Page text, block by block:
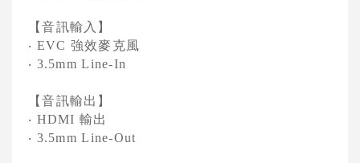
【音訊輸入】
‧ EVC 強效麥克風
‧ 3.5mm Line-In
【音訊輸出】
‧ HDMI 輸出
‧ 3.5mm Line-Out